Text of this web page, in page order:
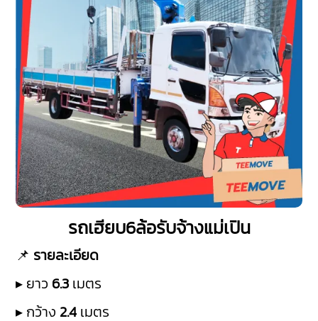
รถเฮียบ6ล้อรับจ้างแม่เปิน
📌 รายละเอียด
▸ ยาว 6.3 เมตร
▸ กว้าง 2.4 เมตร